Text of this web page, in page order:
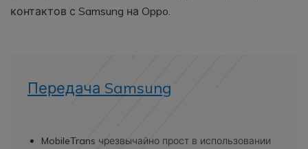
контактов с Samsung на Oppo.
Передача Samsung
MobileTrans чрезвычайно прост в использовании